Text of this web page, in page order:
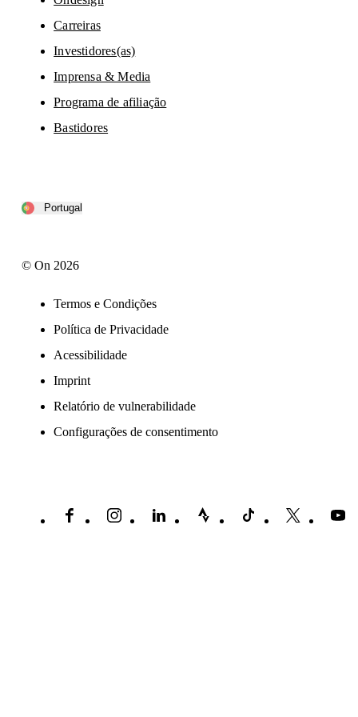
Carreiras
Investidores(as)
Imprensa & Media
Programa de afiliação
Bastidores
Portugal
© On 2026
Termos e Condições
Política de Privacidade
Acessibilidade
Imprint
Relatório de vulnerabilidade
Configurações de consentimento